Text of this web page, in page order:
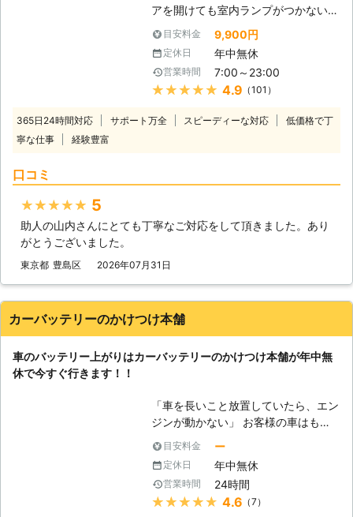
社はジャンプスタートを使ってお客様
のカーバッテリーへ電力を注入しま
す。ジャンプスタートとは、弊社の自
動車を使ってお客様のバッテリーと接
続することです。 もし、それで解決
できなかった場合、バッテリーが寿命
の可能性があります。そんなときは、
車のバッテリーを交換いたしますので
ッテリーに関するお悩みがありました
アを開けても室内ランプがつかない」
バッテリーが上がってしまうと車にこ
のような症状があらわれます。 バッ
テリーが上がる＝バッテリーに蓄電さ
れている電気がないので車を動かすこ
とができなくなります。 普段は動い
困りますし、慣れていない方はパニッ
にも「救急」とありますように、緊急
いち早くお助けしたいという気持ちが
っておりますので、バッテリー上がり
お問い合わせください。
目安料金 9,900円
定休日 年中無休
営業時間 7:00～23:00
★★★★★ 4.9 （101）
365日24時間対応 サポート万全 スピーディーな対応
低価格で丁
寧な仕事
経験豊富
口コミ
★★★★★ 5
助人の山内さんにとても丁寧なご対応をして頂きました。あり
がとうございました。
東京都 豊島区 2026年07月31日
カーバッテリーのかけつけ本舗
車のバッテリー上がりはカーバッテリーのかけつけ本舗が年中無
休で今すぐ行きます！！
「車を長いこと放置していたら、エン
ジンが動かない」 お客様の車はもし
かしたら、バッテリー上がりを起こし
ているかもしれません。車は放ってお
いても自然放電をおこなっているの
で、勝手にバッテリー内の電気は消耗
していきます。そのため、長いこと車
目安料金 ー
定休日 年中無休
営業時間 24時間
★★★★★ 4.6 （7）